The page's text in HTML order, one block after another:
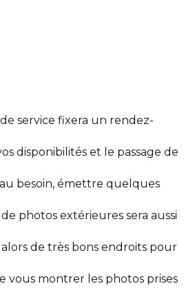
service fixera un rendez-
disponibilités et le passage de
besoin, émettre quelques
photos extérieures sera aussi
de très bons endroits pour
montrer les photos prises